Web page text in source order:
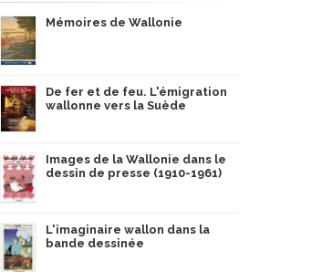
Mémoires de Wallonie
De fer et de feu. L'émigration
wallonne vers la Suède
Images de la Wallonie dans le
dessin de presse (1910-1961)
L'imaginaire wallon dans la
bande dessinée